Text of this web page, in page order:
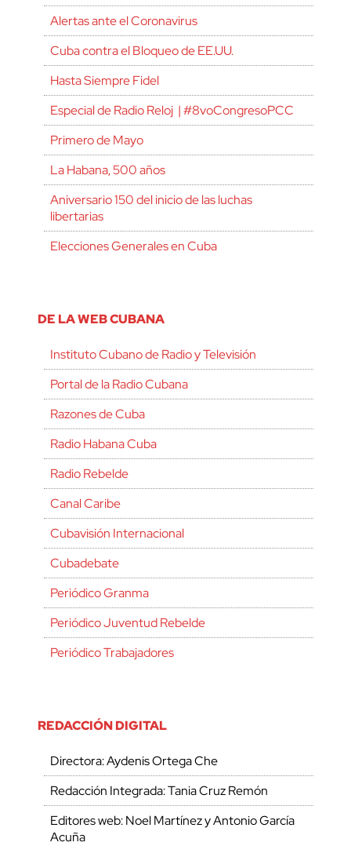
Alertas ante el Coronavirus
Cuba contra el Bloqueo de EE.UU.
Hasta Siempre Fidel
Especial de Radio Reloj | #8voCongresoPCC
Primero de Mayo
La Habana, 500 años
Aniversario 150 del inicio de las luchas
libertarias
Elecciones Generales en Cuba
DE LA WEB CUBANA
Instituto Cubano de Radio y Televisión
Portal de la Radio Cubana
Razones de Cuba
Radio Habana Cuba
Radio Rebelde
Canal Caribe
Cubavisión Internacional
Cubadebate
Periódico Granma
Periódico Juventud Rebelde
Periódico Trabajadores
REDACCIÓN DIGITAL
Directora: Aydenis Ortega Che
Redacción Integrada: Tania Cruz Remón
Editores web: Noel Martínez y Antonio García
Acuña